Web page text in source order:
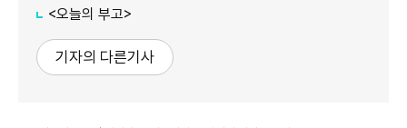
<오늘의 부고>
기자의 다른기사